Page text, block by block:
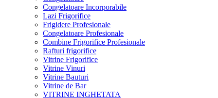
Congelatoare Incorporabile
Lazi Frigorifice
Frigidere Profesionale
Congelatoare Profesionale
Combine Frigorifice Profesionale
Rafturi frigorifice
Vitrine Frigorifice
Vitrine Vinuri
Vitrine Bauturi
Vitrine de Bar
VITRINE INGHETATA